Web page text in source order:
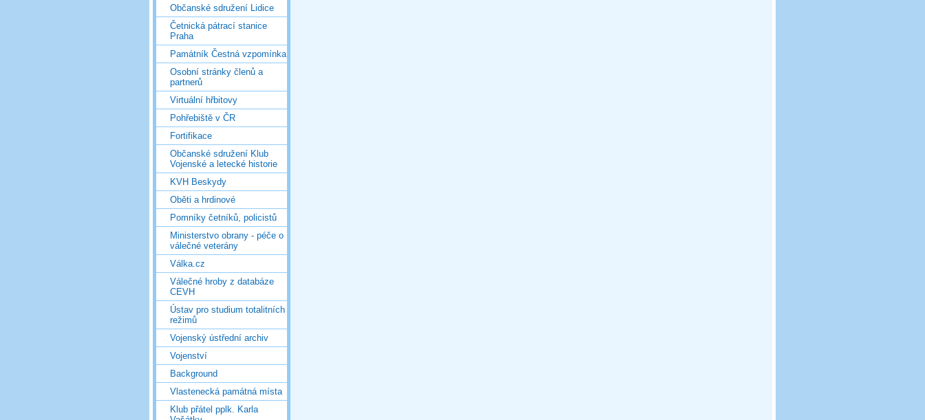
Občanské sdružení Lidice
Četnická pátrací stanice
Praha
Památník Čestná vzpomínka
Osobní stránky členů a
partnerů
Virtuální hřbitovy
Pohřebiště v ČR
Fortifikace
Občanské sdružení Klub
Vojenské a letecké historie
KVH Beskydy
Oběti a hrdinové
Pomníky četníků, policistů
Ministerstvo obrany - péče o
válečné veterány
Válka.cz
Válečné hroby z databáze
CEVH
Ústav pro studium totalitních
režimů
Vojenský ústřední archiv
Vojenství
Background
Vlastenecká památná místa
Klub přátel pplk. Karla